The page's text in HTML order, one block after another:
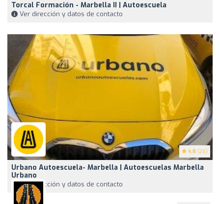
Torcal Formación - Marbella II | Autoescuela
Ver dirección y datos de contacto
4.8 (26)
Urbano Autoescuela- Marbella | Autoescuelas Marbella
Urbano
Ver dirección y datos de contacto